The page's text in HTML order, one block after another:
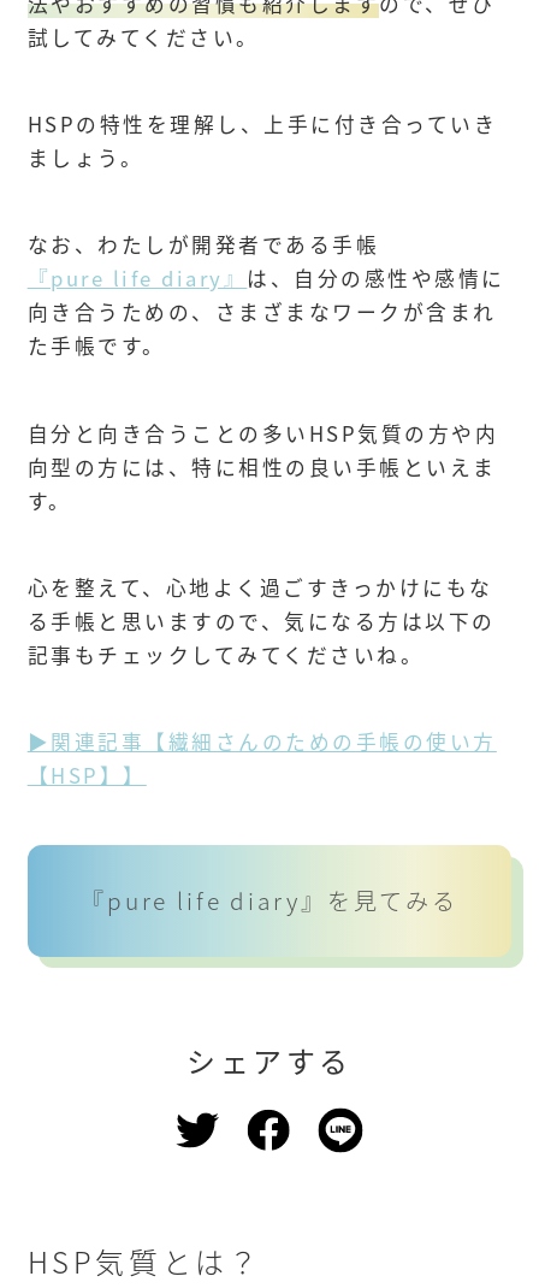
試してみてください。
HSPの特性を理解し、上手に付き合っていき
ましょう。
なお、わたしが開発者である手帳
『pure life diary』 は、自分の感性や感情に
向き合うための、さまざまなワークが含まれ
た手帳です。
自分と向き合うことの多いHSP気質の方や内
向型の方には、特に相性の良い手帳といえま
す。
心を整えて、心地よく過ごすきっかけにもな
る手帳と思いますので、気になる方は以下の
記事もチェックしてみてくださいね。
▶関連記事【繊細さんのための手帳の使い方
【HSP】】
『pure life diary』を見てみる
シェアする
HSP気質とは？